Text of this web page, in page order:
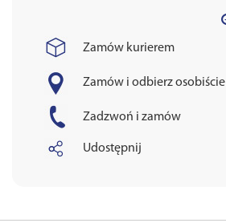
Zamów kurierem
Zamów i odbierz osobiście
Zadzwoń i zamów
Udostępnij